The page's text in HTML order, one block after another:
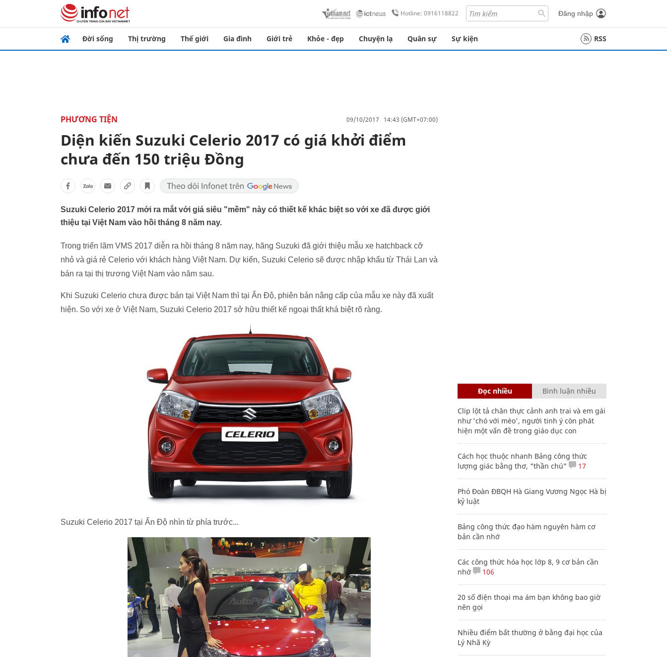
Hotline: 0916118822 Đăng nhập
Đời sống Thị trường Thế giới Gia đình Giới trẻ Khỏe - đẹp Chuyện lạ Quân sự Sự kiện RSS
PHƯƠNG TIỆN 09/10/2017 14:43 (GMT+07:00)
Diện kiến Suzuki Celerio 2017 có giá khởi điểm
chưa đến 150 triệu Đồng
Suzuki Celerio 2017 mới ra mắt với giá siêu "mềm" này có thiết kế khác biệt so với xe đã được giới
thiệu tại Việt Nam vào hồi tháng 8 năm nay.
Trong triển lãm VMS 2017 diễn ra hồi tháng 8 năm nay, hãng Suzuki đã giới thiệu mẫu xe hatchback cỡ
nhỏ và giá rẻ Celerio với khách hàng Việt Nam. Dự kiến, Suzuki Celerio sẽ được nhập khẩu từ Thái Lan và
bán ra tại thị trương Việt Nam vào năm sau.
Khi Suzuki Celerio chưa được bán tại Việt Nam thì tại Ấn Độ, phiên bản nâng cấp của mẫu xe này đã xuất
hiện. So với xe ở Việt Nam, Suzuki Celerio 2017 sở hữu thiết kế ngoại thất khá biệt rõ ràng.
Suzuki Celerio 2017 tại Ấn Độ nhìn từ phía trước...
Đọc nhiều Bình luận nhiều
Clip lột tả chân thực cảnh anh trai và em gái
như 'chó với mèo', người tinh ý còn phát
hiện một vấn đề trong giáo dục con
Cách học thuộc nhanh Bảng công thức
lượng giác bằng thơ, "thần chú"
17
Phó Đoàn ĐBQH Hà Giang Vương Ngọc Hà bị
kỷ luật
Bảng công thức đạo hàm nguyên hàm cơ
bản cần nhớ
Các công thức hóa học lớp 8, 9 cơ bản cần
nhớ
106
20 số điện thoại ma ám bạn không bao giờ
nên gọi
Nhiều điểm bất thường ở bằng đại học của
Lý Nhã Kỳ